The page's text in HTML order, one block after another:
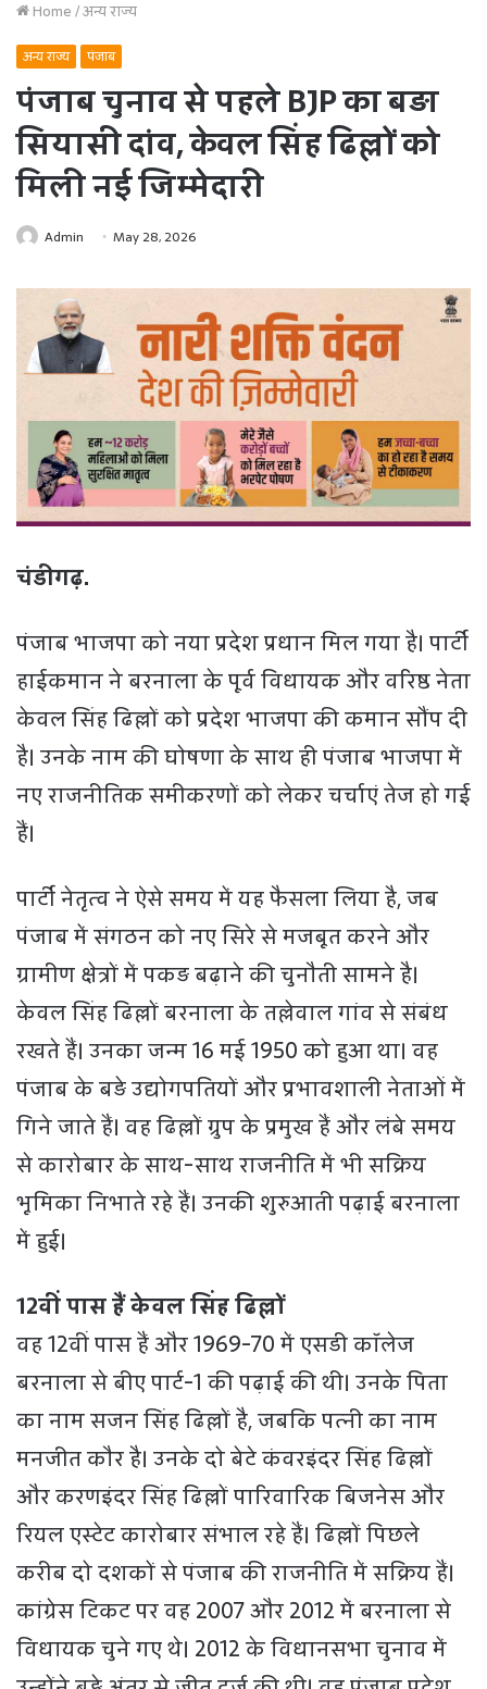
Home/अन्य राज्य
अन्य राज्य पंजाब
पंजाब चुनाव से पहले BJP का बड़ा
सियासी दांव, केवल सिंह ढिल्लों को
मिली नई जिम्मेदारी
Admin May 28, 2026
चंडीगढ़.
पंजाब भाजपा को नया प्रदेश प्रधान मिल गया है। पार्टी
हाईकमान ने बरनाला के पूर्व विधायक और वरिष्ठ नेता
केवल सिंह ढिल्लों को प्रदेश भाजपा की कमान सौंप दी
है। उनके नाम की घोषणा के साथ ही पंजाब भाजपा में
नए राजनीतिक समीकरणों को लेकर चर्चाएं तेज हो गई
हैं।
पार्टी नेतृत्व ने ऐसे समय में यह फैसला लिया है, जब
पंजाब में संगठन को नए सिरे से मजबूत करने और
ग्रामीण क्षेत्रों में पकड़ बढ़ाने की चुनौती सामने है।
केवल सिंह ढिल्लों बरनाला के तल्लेवाल गांव से संबंध
रखते हैं। उनका जन्म 16 मई 1950 को हुआ था। वह
पंजाब के बड़े उद्योगपतियों और प्रभावशाली नेताओं में
गिने जाते हैं। वह ढिल्लों ग्रुप के प्रमुख हैं और लंबे समय
से कारोबार के साथ-साथ राजनीति में भी सक्रिय
भूमिका निभाते रहे हैं। उनकी शुरुआती पढ़ाई बरनाला
में हुई।
12वीं पास हैं केवल सिंह ढिल्लों
वह 12वीं पास हैं और 1969-70 में एसडी कॉलेज
बरनाला से बीए पार्ट-1 की पढ़ाई की थी। उनके पिता
का नाम सजन सिंह ढिल्लों है, जबकि पत्नी का नाम
मनजीत कौर है। उनके दो बेटे कंवरइंदर सिंह ढिल्लों
और करणइंदर सिंह ढिल्लों पारिवारिक बिजनेस और
रियल एस्टेट कारोबार संभाल रहे हैं। ढिल्लों पिछले
करीब दो दशकों से पंजाब की राजनीति में सक्रिय हैं।
कांग्रेस टिकट पर वह 2007 और 2012 में बरनाला से
विधायक चुने गए थे। 2012 के विधानसभा चुनाव में